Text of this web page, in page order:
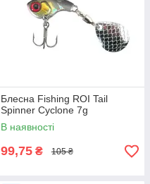
Блесна Fishing ROI Tail
Spinner Cyclone 7g
В наявності
99,75 ₴ 105 ₴